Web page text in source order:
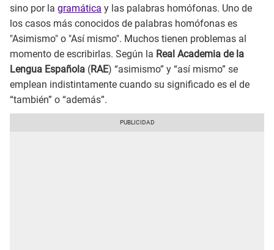
sino por la gramática y las palabras homófonas. Uno de
los casos más conocidos de palabras homófonas es
"Asimismo" o "Así mismo". Muchos tienen problemas al
momento de escribirlas. Según la Real Academia de la
Lengua Española (RAE) “asimismo” y “así mismo” se
emplean indistintamente cuando su significado es el de
“también” o “además”.